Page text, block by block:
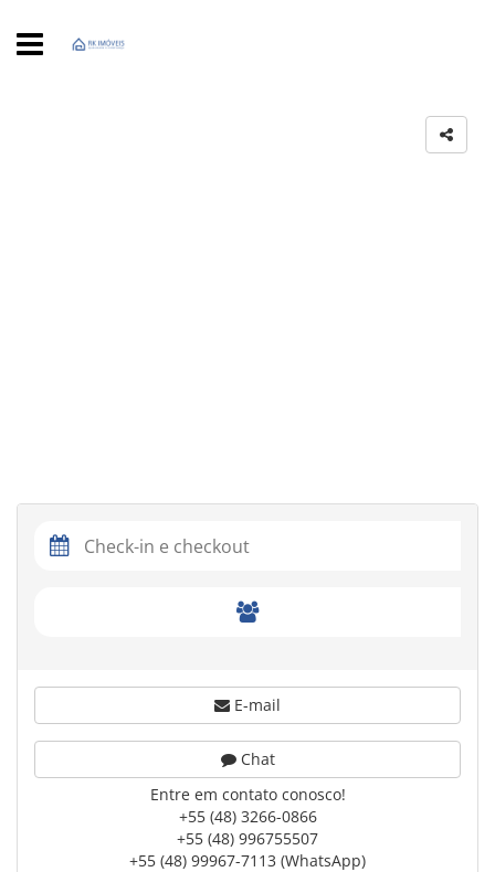
E-mail
Chat
Entre em contato conosco!
+55 (48) 3266-0866
+55 (48) 996755507
+55 (48) 99967-7113 (WhatsApp)